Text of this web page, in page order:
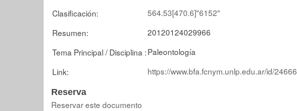
Clasificación:
564.53[470.6]"6152"
Resumen:
20120124029966
Tema Principal / Disciplina :Paleontología
Link:
https://www.bfa.fcnym.unlp.edu.ar/id/24666
Reserva
Reservar este documento